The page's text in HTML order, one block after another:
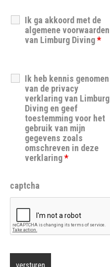
Ik ga akkoord met de
algemene voorwaarden
van Limburg Diving*
Ik heb kennis genomen
van de privacy
verklaring van Limburg
Diving en geef
toestemming voor het
gebruik van mijn
gegevens zoals
omschreven in deze
verklaring*
captcha